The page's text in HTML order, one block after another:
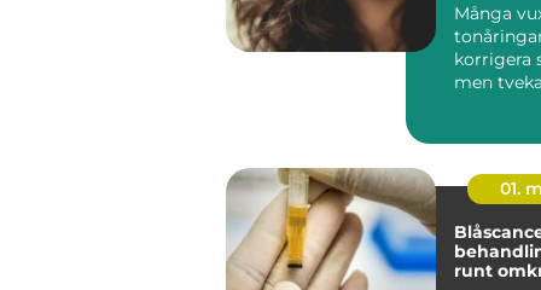
Många
korrigera
men
01.
Blåscancer
runt